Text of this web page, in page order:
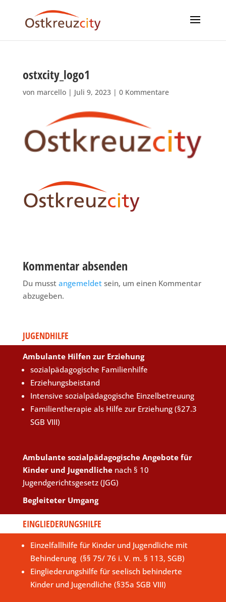
ostxcity_logo1
von marcello| Juli 9, 2023| 0 Kommentare
Kommentar absenden
Du musst angemeldetsein, um einen Kommentar
abzugeben.
JUGENDHILFE
Ambulante Hilfen zur Erziehung
sozialpädagogische Familienhilfe
Erziehungsbeistand
Intensive sozialpädagogische Einzelbetreuung
Familientherapie als Hilfe zur Erziehung (§27.3
SGB VIII)
Ambulante sozialpädagogische Angebote für
Kinder und Jugendliche nach § 10
Jugendgerichtsgesetz (JGG)
Begleiteter Umgang
EINGLIEDERUNGSHILFE
Einzelfallhilfe für Kinder und Jugendliche mit
Behinderung (§§ 75/ 76 i. V. m. § 113, SGB)
Eingliederungshilfe für seelisch behinderte
Kinder und Jugendliche (§35a SGB VIII)